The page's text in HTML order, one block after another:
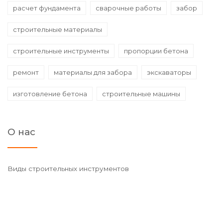
расчет фундамента сварочные работы забор
строительные материалы
строительные инструменты пропорции бетона
ремонт материалы для забора экскаваторы
изготовление бетона строительные машины
О нас
Виды строительных инструментов